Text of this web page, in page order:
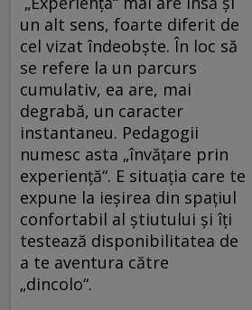
un alt sens, foarte diferit de
cel vizat îndeobşte. În loc să
se refere la un parcurs
cumulativ, ea are, mai
degrabă, un caracter
instantaneu. Pedagogii
numesc asta „învăţare prin
experienţă“. E situaţia care te
expune la ieşirea din spaţiul
confortabil al ştiutului şi îţi
testează disponibilitatea de
a te aventura către
„dincolo“.